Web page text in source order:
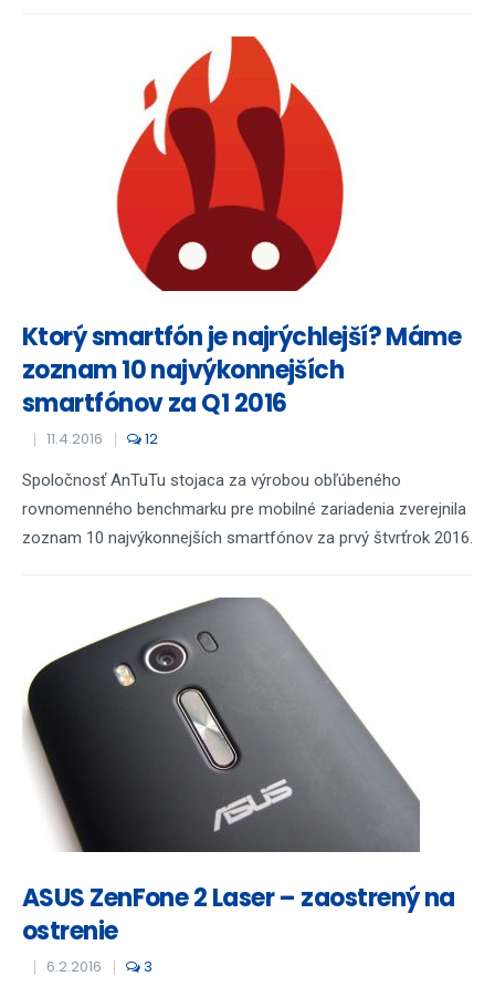
Ktorý smartfón je najrýchlejší? Máme
zoznam 10 najvýkonnejších
smartfónov za Q1 2016
11.4.2016 12
Spoločnosť AnTuTu stojaca za výrobou obľúbeného
rovnomenného benchmarku pre mobilné zariadenia zverejnila
zoznam 10 najvýkonnejších smartfónov za prvý štvrťrok 2016.
ASUS ZenFone 2 Laser – zaostrený na
ostrenie
6.2.2016 3